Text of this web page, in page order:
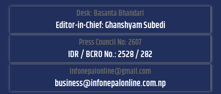
Desk: Basanta Bhandari
Editor-in-Chief: Ghanshyam Subedi
Press Council No: 2607
IDR / BCRO No.: 2528 / 282
infonepalonline@gmail.com
business@infonepalonline.com.np